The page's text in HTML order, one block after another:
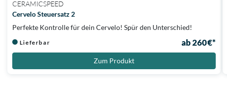
CERAMICSPEED
Cervelo Steuersatz 2
Perfekte Kontrolle für dein Cervelo! Spür den Unterschied!
Lieferbar ab 260 €*
Zum Produkt